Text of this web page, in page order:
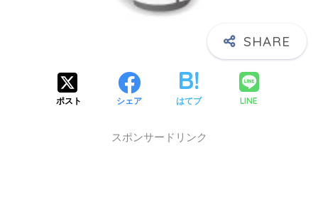
ポスト シェア はてブ LINE
スポンサードリンク